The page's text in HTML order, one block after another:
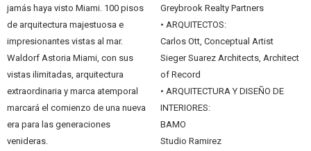
jamás haya visto Miami. 100 pisos
de arquitectura majestuosa e
impresionantes vistas al mar.
Waldorf Astoria Miami, con sus
vistas ilimitadas, arquitectura
extraordinaria y marca atemporal
marcará el comienzo de una nueva
era para las generaciones
venideras.
Greybrook Realty Partners
• ARQUITECTOS:
Carlos Ott, Conceptual Artist
Sieger Suarez Architects, Architect
of Record
• ARQUITECTURA Y DISEÑO DE
INTERIORES:
BAMO
Studio Ramirez